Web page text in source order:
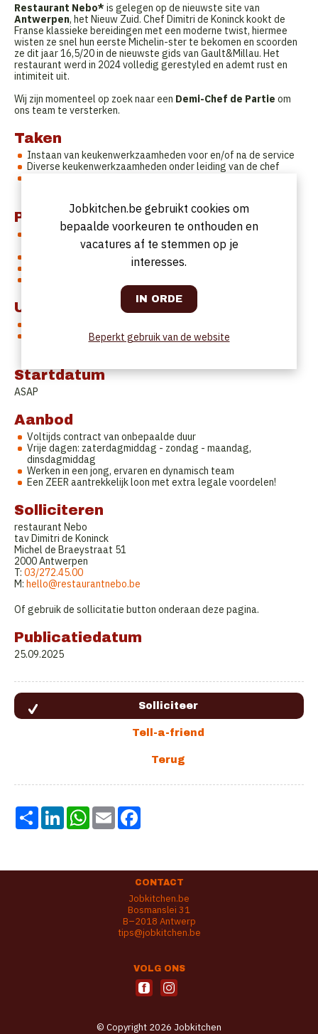
Restaurant Nebo* is gelegen op de nieuwste site van
Antwerpen, het Nieuw Zuid. Chef Dimitri de Koninck kookt de
Franse klassieke bereidingen met een moderne twist, hiermee
wisten ze snel hun eerste Michelin-ster te bekomen en scoorden
ze dit jaar 16,5/20 in de nieuwste gids van Gault&Millau. Het
restaurant werd in 2024 volledig gerestyled en ademt rust en
intimiteit uit.
Wij zijn momenteel op zoek naar een Demi-Chef de Partie om
ons team te versterken.
Taken
Instaan van keukenwerkzaamheden voor en/of na de service
Diverse keukenwerkzaamheden onder leiding van de chef
Profiel
Hotelschool opleiding is gewenst, relevante keukenervaring
van min. 2 jaar op gastronomisch niveau is een must
Gedreven, leergierige persoon
Met kennis van de fijnere keuken
Uurrooster
Vrije dagen: zaterdagmiddag - zondag - maandag -
Startdatum
ASAP
Aanbod
Voltijds contract van onbepaalde duur
Vrije dagen: zaterdagmiddag - zondag - maandag,
dinsdagmiddag
Werken in een jong, ervaren en dynamisch team
Een ZEER aantrekkelijk loon met extra legale voordelen!
Solliciteren
restaurant Nebo
tav Dimitri de Koninck
Michel de Braeystraat 51
2000 Antwerpen
T: 03/272.45.00
M: hello@restaurantnebo.be
Of gebruik de sollicitatie button onderaan deze pagina.
Publicatiedatum
25.09.2025
Share LinkedInWhatsApp
Email
CONTACT
Jobkitchen.be
Bosmanslei 31
B–2018 Antwerp
tips@jobkitchen.be
VOLG ONS
© Copyright 2026 Jobkitchen
Jobkitchen.be gebruikt cookies om
bepaalde voorkeuren te onthouden en
vacatures af te stemmen op je
interesses.
Beperkt gebruik van de website